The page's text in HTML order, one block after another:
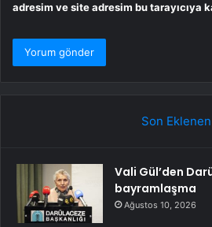
adresim ve site adresim bu tarayıcıya
Son Eklenen
Vali Gül’den
bayramlaşma
Ağustos 10, 2026